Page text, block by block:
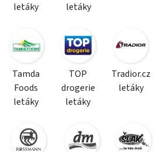
letáky
letáky
Tamda
Foods
letáky
TOP
drogerie
letáky
Tradior.cz
letáky